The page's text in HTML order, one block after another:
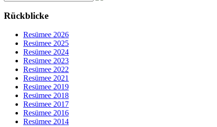
Rückblicke
Resümee 2026
Resümee 2025
Resümee 2024
Resümee 2023
Resümee 2022
Resümee 2021
Resümee 2019
Resümee 2018
Resümee 2017
Resümee 2016
Resümee 2014